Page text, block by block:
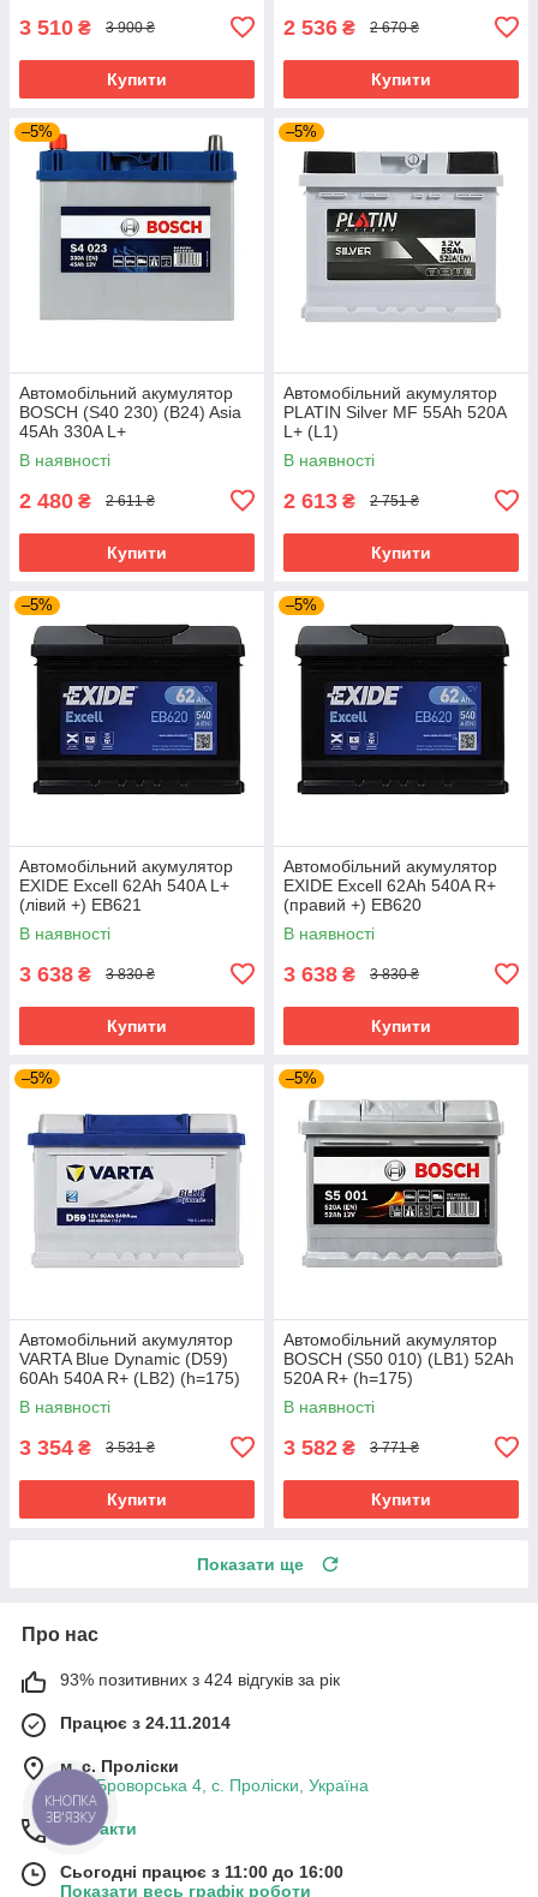
3 510 ₴ 3 900 ₴
Купити
2 536 ₴ 2 670 ₴
Купити
–5%
Автомобільний акумулятор
BOSCH (S40 230) (B24) Asia
45Ah 330A L+
В наявності
2 480 ₴ 2 611 ₴
Купити
–5%
Автомобільний акумулятор
PLATIN Silver MF 55Ah 520A
L+ (L1)
В наявності
2 613 ₴ 2 751 ₴
Купити
–5%
Автомобільний акумулятор
EXIDE Excell 62Ah 540A L+
(лівий +) EB621
В наявності
3 638 ₴ 3 830 ₴
Купити
–5%
Автомобільний акумулятор
EXIDE Excell 62Ah 540A R+
(правий +) EB620
В наявності
3 638 ₴ 3 830 ₴
Купити
–5%
Автомобільний акумулятор
VARTA Blue Dynamic (D59)
60Ah 540A R+ (LB2) (h=175)
В наявності
3 354 ₴ 3 531 ₴
Купити
–5%
Автомобільний акумулятор
BOSCH (S50 010) (LB1) 52Ah
520A R+ (h=175)
В наявності
3 582 ₴ 3 771 ₴
Купити
Показати ще
Про нас
93% позитивних з 424 відгуків за рік
Працює з 24.11.2014
м. с. Проліски
вул. Броворська 4, с. Проліски, Україна
Контакти
Сьогодні працює з 11:00 до 16:00
Показати весь графік роботи
КНОПКА
ЗВ'ЯЗКУ